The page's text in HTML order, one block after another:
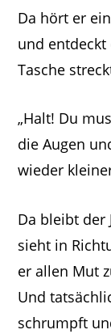
Da hört er
und entdeckt
Tasche
„Halt! Du
die Augen
wieder
Da bleibt der
sieht in
er allen Mut
Und
schrumpft